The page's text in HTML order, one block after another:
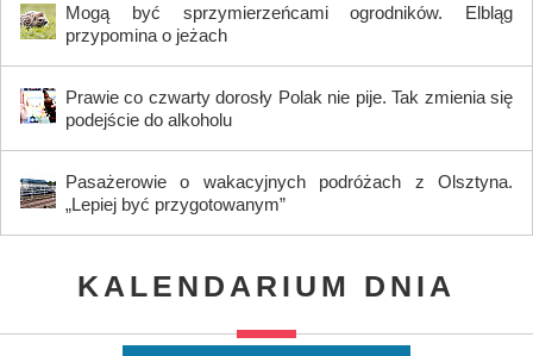
Mogą być sprzymierzeńcami ogrodników. Elbląg
przypomina o jeżach
Prawie co czwarty dorosły Polak nie pije. Tak zmienia się
podejście do alkoholu
Pasażerowie o wakacyjnych podróżach z Olsztyna.
„Lepiej być przygotowanym”
KALENDARIUM DNIA